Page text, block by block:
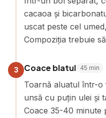
cacaoa și
uscat peste cel
Compoziția trebuie
3 Coace blatul 45 min
Toarnă aluatul într-
unsă cu puțin ulei și
Coace 35-40 minute